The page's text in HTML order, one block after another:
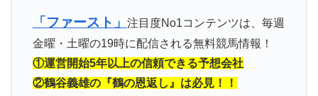
「ファースト」 注目度No1コンテンツは、毎週
金曜・土曜の19時に配信される無料競馬情報！
①運営開始5年以上の信頼できる予想会社
②鶴谷義雄の『鶴の恩返し』は必見！！